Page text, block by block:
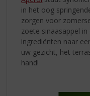
in het oog
zorgen voor
zoete sinaasappel
ingrediënten naar
uw gezicht, het
hand!